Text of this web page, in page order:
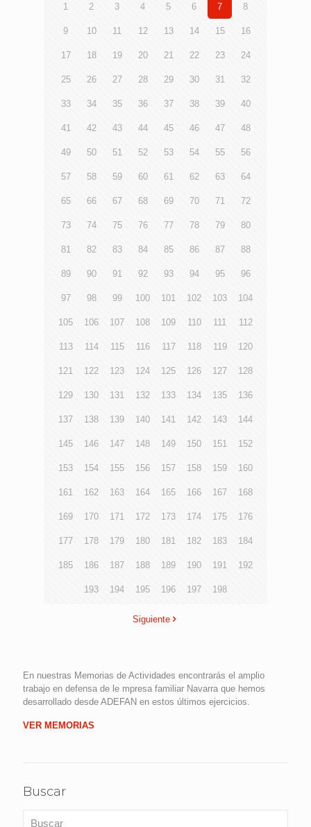
1 2 3 4 5 6 7 8
9 10 11 12 13 14 15 16
17 18 19 20 21 22 23 24
25 26 27 28 29 30 31 32
33 34 35 36 37 38 39 40
41 42 43 44 45 46 47 48
49 50 51 52 53 54 55 56
57 58 59 60 61 62 63 64
65 66 67 68 69 70 71 72
73 74 75 76 77 78 79 80
81 82 83 84 85 86 87 88
89 90 91 92 93 94 95 96
97 98 99 100 101 102 103 104
105 106 107 108 109 110 111 112
113 114 115 116 117 118 119 120
121 122 123 124 125 126 127 128
129 130 131 132 133 134 135 136
137 138 139 140 141 142 143 144
145 146 147 148 149 150 151 152
153 154 155 156 157 158 159 160
161 162 163 164 165 166 167 168
169 170 171 172 173 174 175 176
177 178 179 180 181 182 183 184
185 186 187 188 189 190 191 192
193 194 195 196 197 198
Siguiente
En nuestras Memorias de Actividades encontrarás el amplio
trabajo en defensa de le mpresa familiar Navarra que hemos
desarrollado desde ADEFAN en estos últimos ejercicios.
VER MEMORIAS
Buscar